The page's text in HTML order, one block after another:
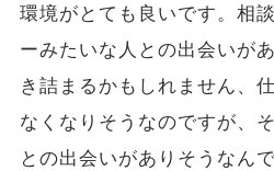
環境がとても良いです。相
ーみたいな人との出会いが
き詰まるかもしれません、
なくなりそうなのですが、
との出会いがありそうなん